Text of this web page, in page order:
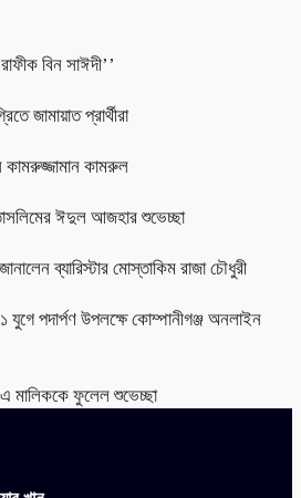
বিন সাঈদী’’
জামায়াত প্রার্থীরা
কামরুজ্জামান কামরুল
ঈদুল আজহার শুভেচ্ছা
ব্যারিস্টার মোস্তাকিম রাজা চৌধুরী
পদার্পণ উপলক্ষে কোম্পানীগঞ্জ অনলাইন
মালিককে ফুলেল শুভেচ্ছা